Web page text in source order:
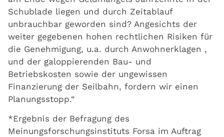
Schublade liegen und durch Zeitablauf
unbrauchbar geworden sind? Angesichts der
weiter gegebenen hohen rechtlichen Risiken für
die Genehmigung, u.a. durch Anwohnerklagen ,
und der galoppierenden Bau- und
Betriebskosten sowie der ungewissen
Finanzierung der Seilbahn, fordern wir einen
Planungsstopp.“
*Ergebnis der Befragung des
Meinungsforschungsinstituts Forsa im Auftrag